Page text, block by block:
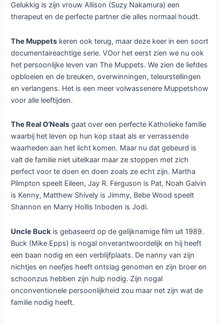
Gelukkig is zijn vrouw Allison (Suzy Nakamura) een
therapeut en de perfecte partner die alles normaal houdt.
The Muppets keren ook terug, maar deze keer in een soort
documentaireachtige serie. VOor het eerst zien we nu ook
het persoonlijke leven van The Muppets. We zien de liefdes
opbloeien en de breuken, overwinningen, teleurstellingen
en verlangens. Het is een meer volwassenere Muppetshow
voor alle leeftijden.
The Real O’Neals gaat over een perfecte Katholieke familie
waarbij het leven op hun kop staat als er verrassende
waarheden aan het licht komen. Maar nu dat gebeurd is
valt de familie niet uitelkaar maar ze stoppen met zich
perfect voor te doen en doen zoals ze echt zijn. Martha
Plimpton speelt Eileen, Jay R. Ferguson is Pat, Noah Galvin
is Kenny, Matthew Shively is Jimmy, Bebe Wood speelt
Shannon en Marry Hollis Inboden is Jodi.
Uncle Buckis gebaseerd op de gelijknamige film uit 1989.
Buck (Mike Epps) is nogal onverantwoordelijk en hij heeft
een baan nodig en een verblijfplaats. De nanny van zijn
nichtjes en neefjes heeft ontslag genomen en zijn broer en
schoonzus hebben zijn hulp nodig. Zijn nogal
onconventionele persoonlijkheid zou maar net zijn wat de
familie nodig heeft.